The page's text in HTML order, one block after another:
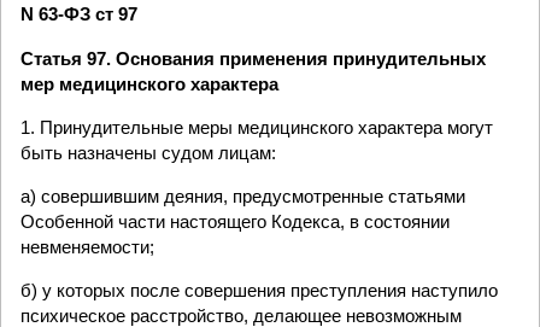
N 63-ФЗ ст 97
Статья 97. Основания применения принудительных
мер медицинского характера
1. Принудительные меры медицинского характера могут
быть назначены судом лицам:
а) совершившим деяния, предусмотренные статьями
Особенной части настоящего Кодекса, в состоянии
невменяемости;
б) у которых после совершения преступления наступило
психическое расстройство, делающее невозможным